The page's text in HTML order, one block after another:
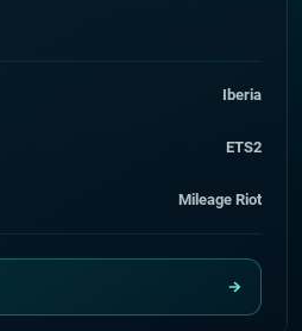
Iberia
ETS2
Mileage Riot